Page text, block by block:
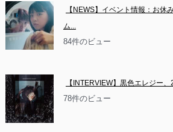
【NEWS】イベント情報：お休
ム...
84件のビュー
【INTERVIEW】黒色エレジー
78件のビュー